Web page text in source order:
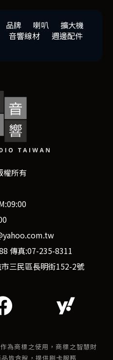
品牌 喇叭
擴大機
音響線材
週邊配件
權所有
傳真:07-235-8311
三民區長明街152-2號
為商標之使用，商標之智慧財
皆含稅，提供刷卡服務